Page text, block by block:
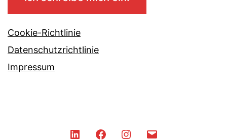
Cookie-Richtlinie
Datenschutzrichtlinie
Impressum
LinkedIn FacebookInstagram